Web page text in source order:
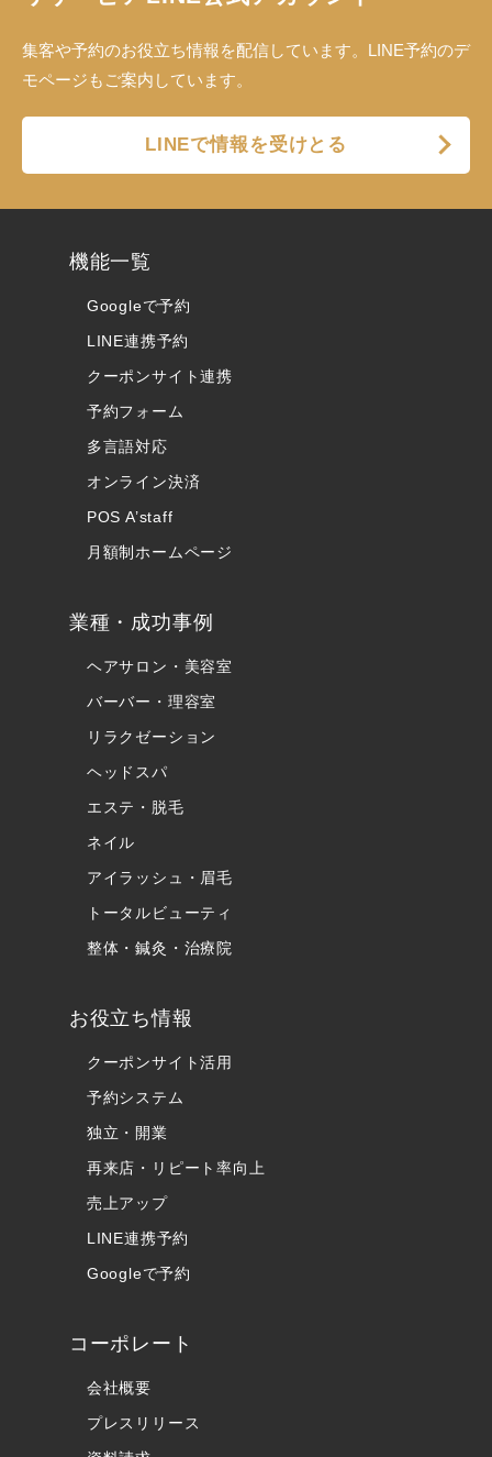
集客や予約のお役立ち情報を配信しています。LINE予約のデ
モページもご案内しています。
LINEで情報を受けとる
機能一覧
Googleで予約
LINE連携予約
クーポンサイト連携
予約フォーム
多言語対応
オンライン決済
POS A’staff
月額制ホームページ
業種・成功事例
ヘアサロン・美容室
バーバー・理容室
リラクゼーション
ヘッドスパ
エステ・脱毛
ネイル
アイラッシュ・眉毛
トータルビューティ
整体・鍼灸・治療院
お役立ち情報
クーポンサイト活用
予約システム
独立・開業
再来店・リピート率向上
売上アップ
LINE連携予約
Googleで予約
コーポレート
会社概要
プレスリリース